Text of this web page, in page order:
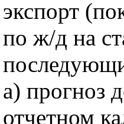
экспорт
по ж/д на
а) прогноз
отчетном